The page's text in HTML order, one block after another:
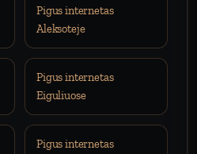
Pigus internetas
Aleksoteje
Pigus internetas
Eiguliuose
Pigus internetas